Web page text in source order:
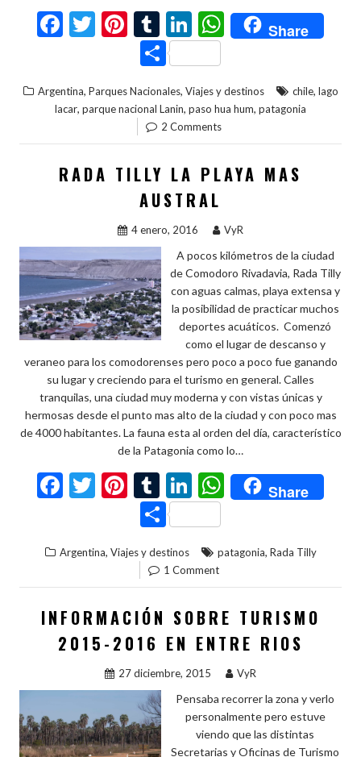
F
b
o
k
T
er
Pi
nt
er
es
t
T
u
m
bl
r
Li
n
ke
dI
n
W
h
s
p
p
Share
C
m
p
ti
r
Argentina, Parques Nacionales, Viajes y destinos chile, lago
lacar, parque nacional Lanin, paso hua hum, patagonia
2 Comments
RADA TILLY LA PLAYA MAS
AUSTRAL
4 enero, 2016 VyR
A pocos kilómetros de la ciudad
de Comodoro Rivadavia, Rada Tilly
con aguas calmas, playa extensa y
la posibilidad de practicar muchos
deportes acuáticos. Comenzó
como el lugar de descanso y
veraneo para los comodorenses pero poco a poco fue ganando
su lugar y creciendo para el turismo en general. Calles
tranquilas, una ciudad muy moderna y con vistas únicas y
hermosas desde el punto mas alto de la ciudad y con poco mas
de 4000 habitantes. La fauna esta al orden del día, característico
de la Patagonia como lo…
F
b
o
o
k
T
er
Pi
nt
er
es
t
T
u
m
bl
r
Li
n
ke
dI
n
W
h
s
A
p
p
Share
C
m
p
ar
ti
r
Argentina, Viajes y destinos patagonia, Rada Tilly
1 Comment
INFORMACIÓN SOBRE TURISMO
2015-2016 EN ENTRE RIOS
27 diciembre, 2015 VyR
Pensaba recorrer la zona y verlo
personalmente pero estuve
viendo que las distintas
Secretarias y Oficinas de Turismo